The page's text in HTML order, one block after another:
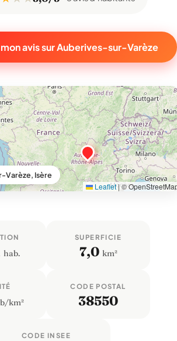
avis sur Auberives-sur-Varèze
Leaflet|©
Varèze, Isère
hab.
SUPERFICIE
7,0 km²
km²
CODE POSTAL
38550
CODE INSEE